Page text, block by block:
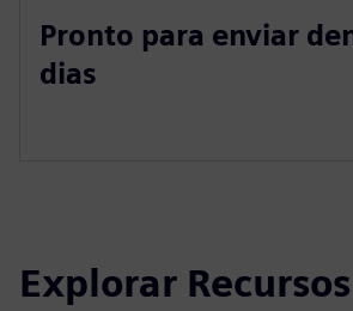
Pronto para enviar
dias
Explorar